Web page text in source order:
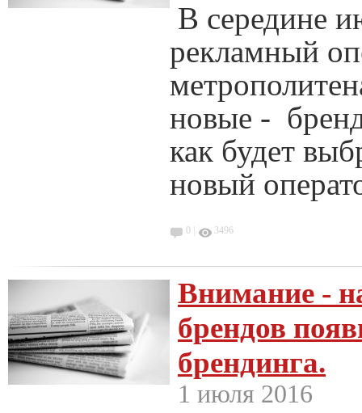
В середине
рекламный
новые -
как будет
новый
0 | 3496
Внимание -
брендов
брендинга.
1 июля 2016